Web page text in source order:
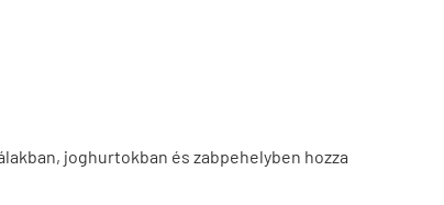
joghurtokban és zabpehelyben hozza